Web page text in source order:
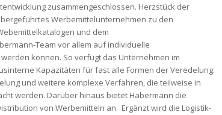
zusammengeschlossen. Herzstück der
Werbemittelunternehmen zu den
und dem
Team vor allem auf individuelle
können. So verfügt das Unternehmen im
Kapazitäten für fast alle Formen der Veredelung:
und weitere komplexe Verfahren, die teilweise in
werden. Darüber hinaus bietet Habermann die
von Werbemitteln an. Ergänzt wird die Logistik-